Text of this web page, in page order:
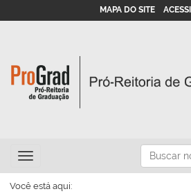
Busca
Busca
MAPA DO SITE
Toggle navigation
Você está aqui: